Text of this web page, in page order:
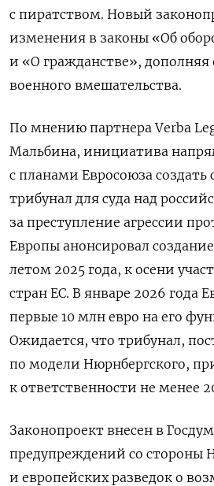
с пиратством. Новый
изменения в законы «Об
и «О гражданстве», дополняя
военного вмешательства.
По мнению партнера Verba
Мальбина, инициатива
с планами Евросоюза
трибунал для суда над
за преступление агрессии
Европы анонсировал
летом 2025 года, к осени
стран ЕС. В январе 2026 года
первые 10 млн евро на его
Ожидается, что трибунал,
по модели Нюрнбергского,
к ответственности не менее
Законопроект внесен в
предупреждений со стороны
и европейских разведок о